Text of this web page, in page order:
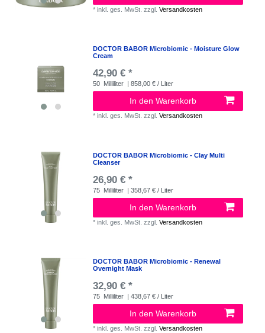
*inkl. ges. MwSt. zzgl.Versandkosten
DOCTOR BABOR Microbiomic - Moisture Glow
Cream
42,90 € *
50 Milliliter | 858,00 € / Liter
In den Warenkorb
*inkl. ges. MwSt. zzgl.Versandkosten
DOCTOR BABOR Microbiomic - Clay Multi
Cleanser
26,90 € *
75 Milliliter | 358,67 € / Liter
In den Warenkorb
*inkl. ges. MwSt. zzgl.Versandkosten
DOCTOR BABOR Microbiomic - Renewal
Overnight Mask
32,90 € *
75 Milliliter | 438,67 € / Liter
In den Warenkorb
*inkl. ges. MwSt. zzgl.Versandkosten